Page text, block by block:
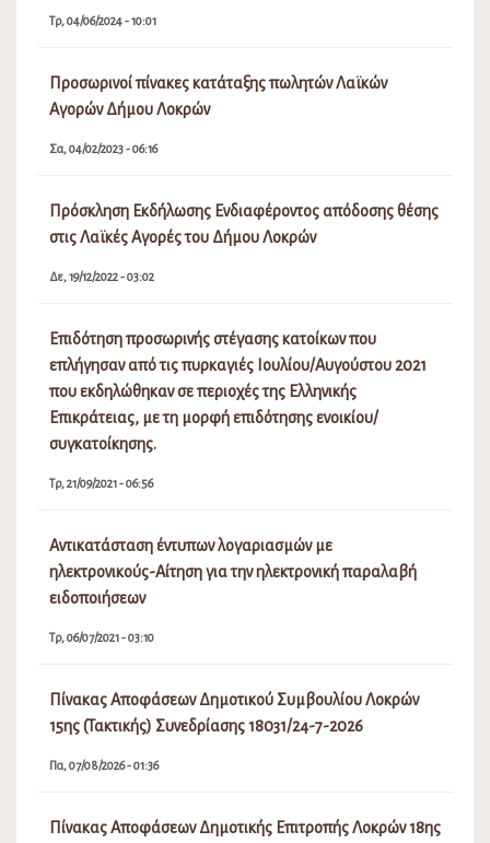
Τρ, 04/06/2024 - 10:01
Προσωρινοί πίνακες κατάταξης πωλητών Λαϊκών
Αγορών Δήμου Λοκρών
Σα, 04/02/2023 - 06:16
Πρόσκληση Εκδήλωσης Ενδιαφέροντος απόδοσης θέσης
στις Λαϊκές Αγορές του Δήμου Λοκρών
Δε, 19/12/2022 - 03:02
Επιδότηση προσωρινής στέγασης κατοίκων που
επλήγησαν από τις πυρκαγιές Ιουλίου/Αυγούστου 2021
που εκδηλώθηκαν σε περιοχές της Ελληνικής
Επικράτειας, με τη μορφή επιδότησης ενοικίου/
συγκατοίκησης.
Τρ, 21/09/2021 - 06:56
Αντικατάσταση έντυπων λογαριασμών με
ηλεκτρονικούς-Αίτηση για την ηλεκτρονική παραλαβή
ειδοποιήσεων
Τρ, 06/07/2021 - 03:10
Πίνακας Αποφάσεων Δημοτικού Συμβουλίου Λοκρών
15ης (Τακτικής) Συνεδρίασης 18031/24-7-2026
Πα, 07/08/2026 - 01:36
Πίνακας Αποφάσεων Δημοτικής Επιτροπής Λοκρών 18ης